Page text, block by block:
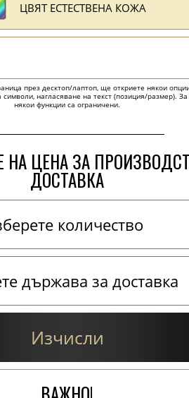
ЦВЯТ ЕСТЕСТВЕНА КОЖА
през десктоп/лаптоп, ще откриете някои
нагласяване на текст (позиция/размер).
някои функции са ограничени.
НА ЦЕНА ЗА
ДОСТАВКА
Изчисли